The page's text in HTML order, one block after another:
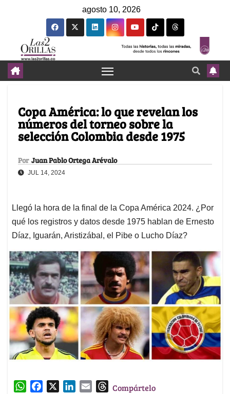
agosto 10, 2026
Copa América: lo que revelan los
números del torneo sobre la
selección Colombia desde 1975
Por Juan Pablo Ortega Arévalo
JUL 14, 2024
Llegó la hora de la final de la Copa América 2024. ¿Por
qué los registros y datos desde 1975 hablan de Ernesto
Díaz, Iguarán, Aristizábal, el Pibe o Lucho Díaz?
W
TCompártelo